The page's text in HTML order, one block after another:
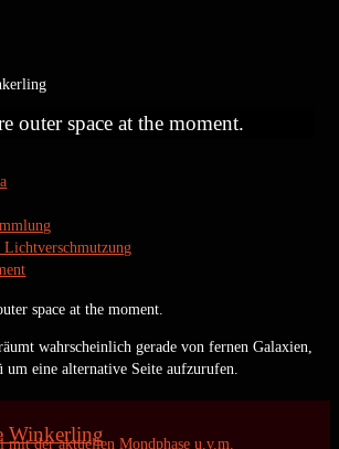
Lichtverschmutzung
Winkerling
outer space at the moment.
space at the moment.
wahrscheinlich gerade von fernen Galaxien,
um eine alternative Seite aufzurufen.